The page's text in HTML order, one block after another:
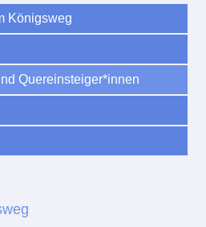
Königsweg
Quereinsteiger*innen